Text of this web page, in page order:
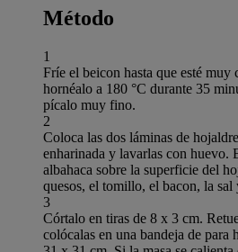
Método
1
Fríe el beicon hasta que esté muy
hornéalo a 180 °C durante 35
pícalo muy fino.
2
Coloca las dos láminas de
enharinada y lavarlas con huevo.
albahaca sobre la superficie del
quesos, el tomillo, el bacon, la sal
3
Córtalo en tiras de 8 x 3 cm.
colócalas en una bandeja de para